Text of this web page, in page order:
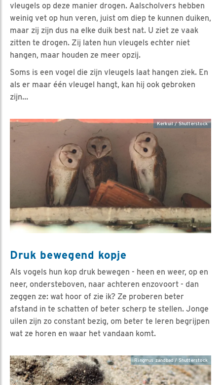
vleugels op deze manier drogen. Aalscholvers hebben
weinig vet op hun veren, juist om diep te kunnen duiken,
maar zij zijn dus na elke duik best nat. U ziet ze vaak
zitten te drogen. Zij laten hun vleugels echter niet
hangen, maar houden ze meer opzij.
Soms is een vogel die zijn vleugels laat hangen ziek. En
als er maar één vleugel hangt, kan hij ook gebroken
zijn…
Kerkuil / Shutterstock
Druk bewegend kopje
Als vogels hun kop druk bewegen - heen en weer, op en
neer, ondersteboven, naar achteren enzovoort - dan
zeggen ze: wat hoor of zie ik? Ze proberen beter
afstand in te schatten of beter scherp te stellen. Jonge
uilen zijn zo constant bezig, om beter te leren begrijpen
wat ze horen en waar het vandaan komt.
Ringmus zandbad / Shutterstock